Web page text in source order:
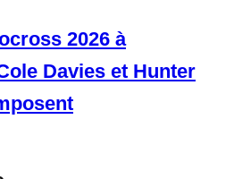
2026 à
Davies et Hunter